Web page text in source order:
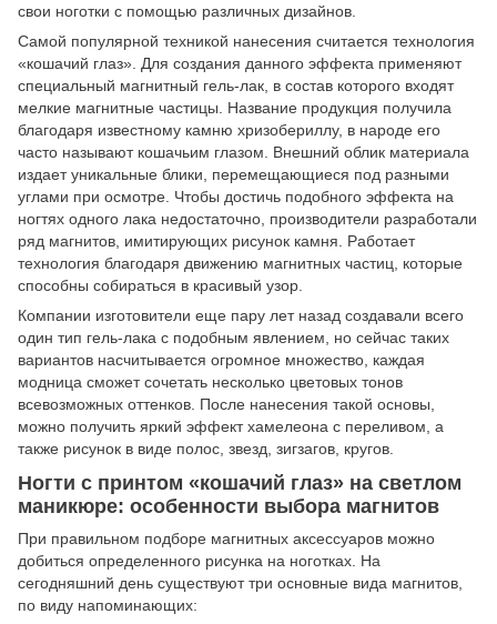
свои ноготки с помощью различных дизайнов.
Самой популярной техникой нанесения считается технология
«кошачий глаз». Для создания данного эффекта применяют
специальный магнитный гель-лак, в состав которого входят
мелкие магнитные частицы. Название продукция получила
благодаря известному камню хризобериллу, в народе его
часто называют кошачьим глазом. Внешний облик материала
издает уникальные блики, перемещающиеся под разными
углами при осмотре. Чтобы достичь подобного эффекта на
ногтях одного лака недостаточно, производители разработали
ряд магнитов, имитирующих рисунок камня. Работает
технология благодаря движению магнитных частиц, которые
способны собираться в красивый узор.
Компании изготовители еще пару лет назад создавали всего
один тип гель-лака с подобным явлением, но сейчас таких
вариантов насчитывается огромное множество, каждая
модница сможет сочетать несколько цветовых тонов
всевозможных оттенков. После нанесения такой основы,
можно получить яркий эффект хамелеона с переливом, а
также рисунок в виде полос, звезд, зигзагов, кругов.
Ногти с принтом «кошачий глаз» на светлом
маникюре: особенности выбора магнитов
При правильном подборе магнитных аксессуаров можно
добиться определенного рисунка на ноготках. На
сегодняшний день существуют три основные вида магнитов,
по виду напоминающих: